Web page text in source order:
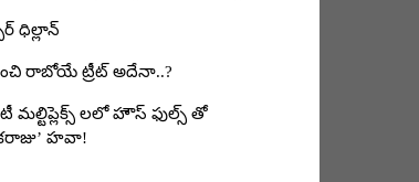
ధిల్లాన్
రాబోయే ట్రీట్ అదేనా..?
లలో హౌస్ ఫుల్స్ తో
హవా!